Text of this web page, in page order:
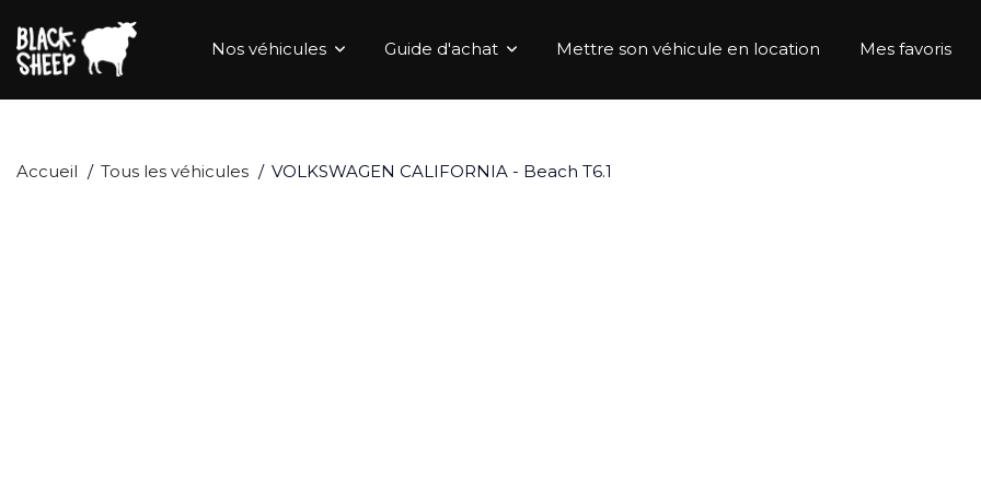
Nos véhicules Guide d'achat Mettre son véhicule en location Mes favoris
Accueil Tous les véhicules VOLKSWAGEN CALIFORNIA - Beach T6.1